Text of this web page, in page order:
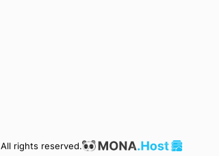
All rights reserved.